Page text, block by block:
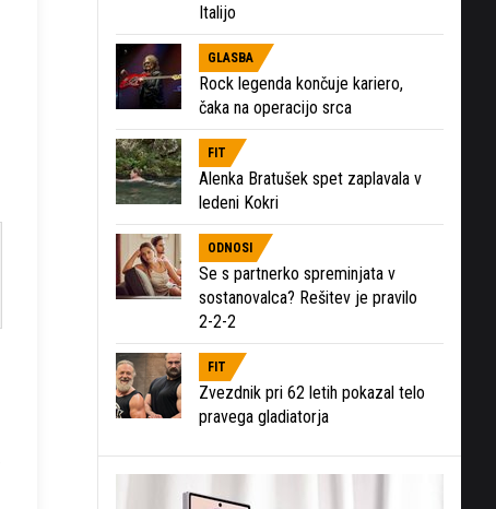
Italijo
GLASBA
Rock legenda končuje kariero,
čaka na operacijo srca
FIT
Alenka Bratušek spet zaplavala v
ledeni Kokri
ODNOSI
Se s partnerko spreminjata v
sostanovalca? Rešitev je pravilo
2-2-2
FIT
Zvezdnik pri 62 letih pokazal telo
pravega gladiatorja